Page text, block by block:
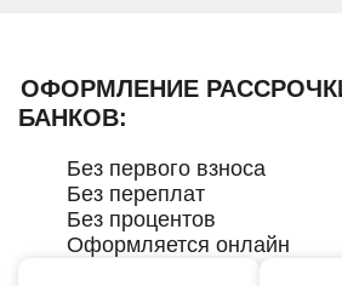
ОФОРМЛЕНИЕ
БАНКОВ:
Без первого взноса
Без переплат
Без процентов
Оформляется онлайн